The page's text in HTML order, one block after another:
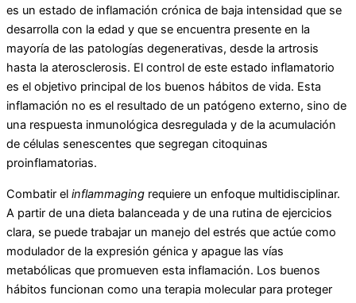
es un estado de inflamación crónica de baja intensidad que se
desarrolla con la edad y que se encuentra presente en la
mayoría de las patologías degenerativas, desde la artrosis
hasta la aterosclerosis. El control de este estado inflamatorio
es el objetivo principal de los buenos hábitos de vida. Esta
inflamación no es el resultado de un patógeno externo, sino de
una respuesta inmunológica desregulada y de la acumulación
de células senescentes que segregan citoquinas
proinflamatorias.
Combatir el inflammaging requiere un enfoque multidisciplinar.
A partir de una dieta balanceada y de una rutina de ejercicios
clara, se puede trabajar un manejo del estrés que actúe como
modulador de la expresión génica y apague las vías
metabólicas que promueven esta inflamación. Los buenos
hábitos funcionan como una terapia molecular para proteger